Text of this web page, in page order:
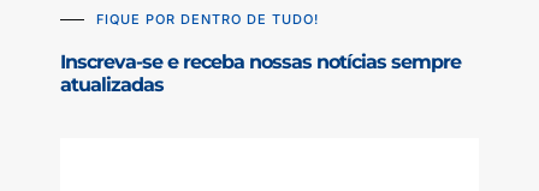
FIQUE POR DENTRO DE TUDO!
Inscreva-se e receba nossas notícias sempre
atualizadas